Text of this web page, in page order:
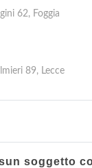
62, Foggia
89, Lecce
soggetto